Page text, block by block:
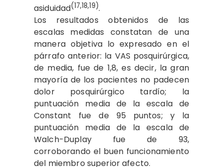
asiduidad(17,18,19).
Los resultados obtenidos de las
escalas medidas constatan de una
manera objetiva lo expresado en el
párrafo anterior: la VAS posquirúrgica,
de media, fue de 1,8, es decir, la gran
mayoría de los pacientes no padecen
dolor posquirúrgico tardío; la
puntuación media de la escala de
Constant fue de 95 puntos; y la
puntuación media de la escala de
Walch-Duplay fue de 93,
corroborando el buen funcionamiento
del miembro superior afecto.